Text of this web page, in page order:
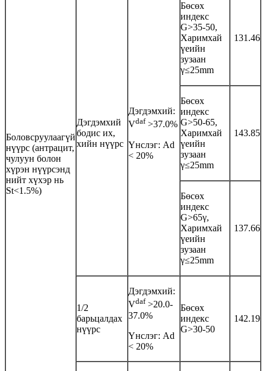
Боловсруулаагүй
нүүрс (антрацит,
чулуун болон
хүрэн нүүрсэнд
нийт хүхэр нь
St<1.5%)
Дэгдэмхий
бодис их,
хийн нүүрс
Дэгдэмхий:
Vdaf >37.0%
Үнслэг: Аd
< 20%
Бөсөх
индекс
G>35-50,
Харимхай
үеийн
зузаан
γ≤25mm
131.46
Бөсөх
индекс
G>50-65,
Харимхай
үеийн
зузаан
γ≤25mm
143.85
Бөсөх
индекс
G>65γ,
Харимхай
үеийн
зузаан
γ≤25mm
137.66
1/2
барьцалдах
нүүрс
Дэгдэмхий:
Vdaf >20.0-
37.0%
Үнслэг: Аd
< 20%
Бөсөх
индекс
G>30-50
142.19